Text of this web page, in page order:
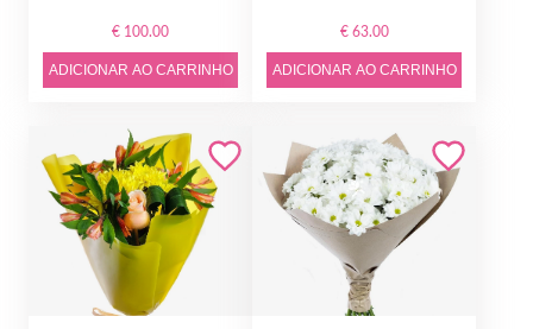
€ 100.00
ADICIONAR AO CARRINHO
€ 63.00
ADICIONAR AO CARRINHO